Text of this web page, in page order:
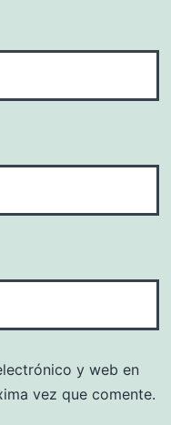
y web en
vez que comente.